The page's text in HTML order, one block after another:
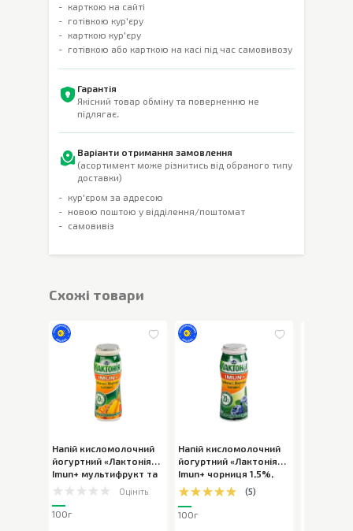
карткою на сайті
готівкою кур'єру
карткою кур'єру
готівкою або карткою на касі під час самовивозу
Гарантія
Якісний товар обміну та поверненню не
підлягає.
Варіанти отримання замовлення
(асортимент може різнитись від обраного типу
доставки)
кур'єром за адресою
новою поштою у відділення/поштомат
самовивіз
Cхожі товари
Напій кисломолочний
йогуртний «Лактонія»
Imun+ мультифрукт та
вітамін С 1,5%
,100г
Оцініть
100г
Напій кисломолочний
йогуртний «Лактонія»
Imun+ чорниця 1,5%,
100г
(5)
100г